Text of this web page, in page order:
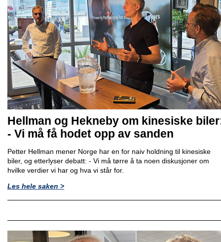
Hellman og Hekneby om kinesiske
- Vi må få hodet opp av sanden
Petter Hellman mener Norge har en for naiv holdning til kinesiske
biler, og etterlyser debatt: - Vi må tørre å ta noen diskusjoner om
hvilke verdier vi har og hva vi står for.
Les hele saken >